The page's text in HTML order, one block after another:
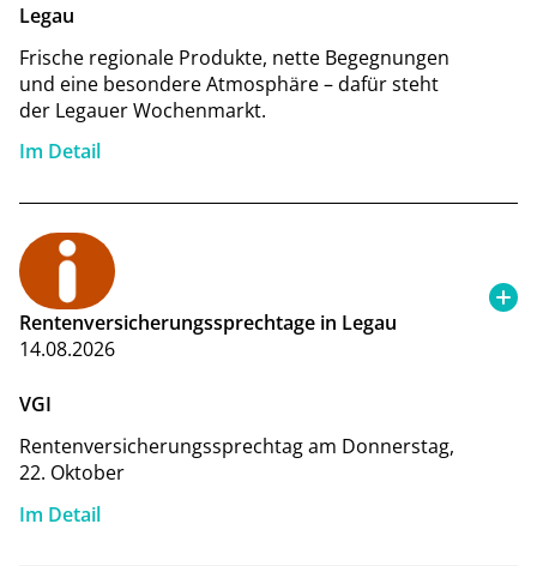
Legau
Frische regionale Produkte, nette Begegnungen
und eine besondere Atmosphäre – dafür steht
der Legauer Wochenmarkt.
Im Detail
Rentenversicherungssprechtage in Legau
14.08.2026
VGI
Rentenversicherungssprechtag am Donnerstag,
22. Oktober
Im Detail